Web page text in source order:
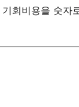
회비용을 숫